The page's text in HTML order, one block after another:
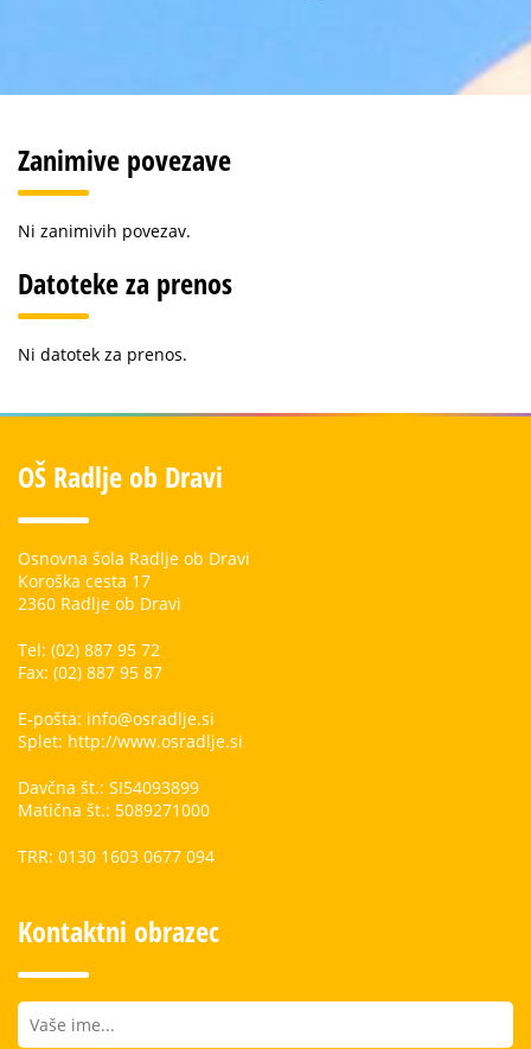
Zanimive povezave
Ni zanimivih povezav.
Datoteke za prenos
Ni datotek za prenos.
OŠ Radlje ob Dravi
Osnovna šola Radlje ob Dravi
Koroška cesta 17
2360 Radlje ob Dravi
Tel: (02) 887 95 72
Fax: (02) 887 95 87
E-pošta: info@osradlje.si
Splet: http://www.osradlje.si
Davčna št.: SI54093899
Matična št.: 5089271000
TRR: 0130 1603 0677 094
Kontaktni obrazec